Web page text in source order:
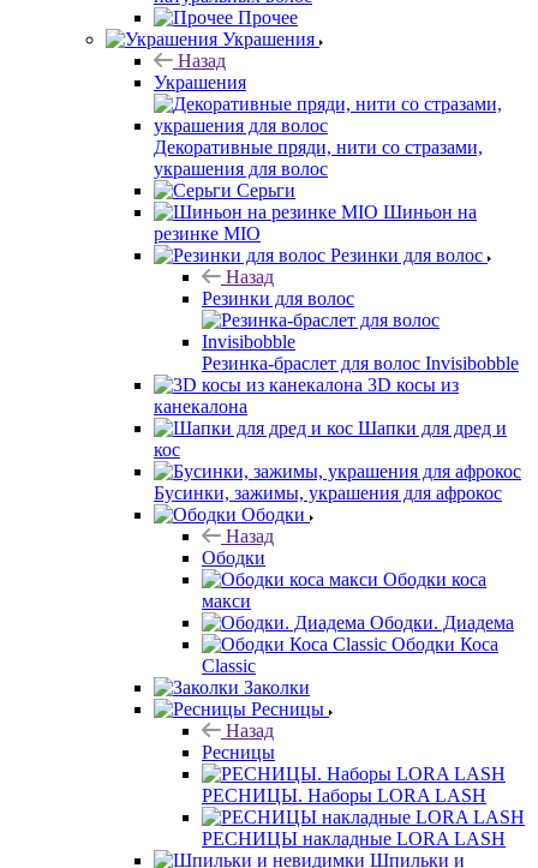
Прочее
Украшения
Назад
Украшения
Декоративные пряди, нити со стразами,
украшения для волос
Серьги
Шиньон на
резинке MIO
Резинки для волос
Назад
Резинки для волос
Резинка-браслет для волос Invisibobble
3D косы из
канекалона
Шапки для дред и
кос
Бусинки, зажимы, украшения для афрокос
Ободки
Назад
Ободки
Ободки коса
макси
Ободки. Диадема
Ободки Коса
Classic
Заколки
Ресницы
Назад
Ресницы
РЕСНИЦЫ. Наборы LORA LASH
РЕСНИЦЫ накладные LORA LASH
Шпильки и